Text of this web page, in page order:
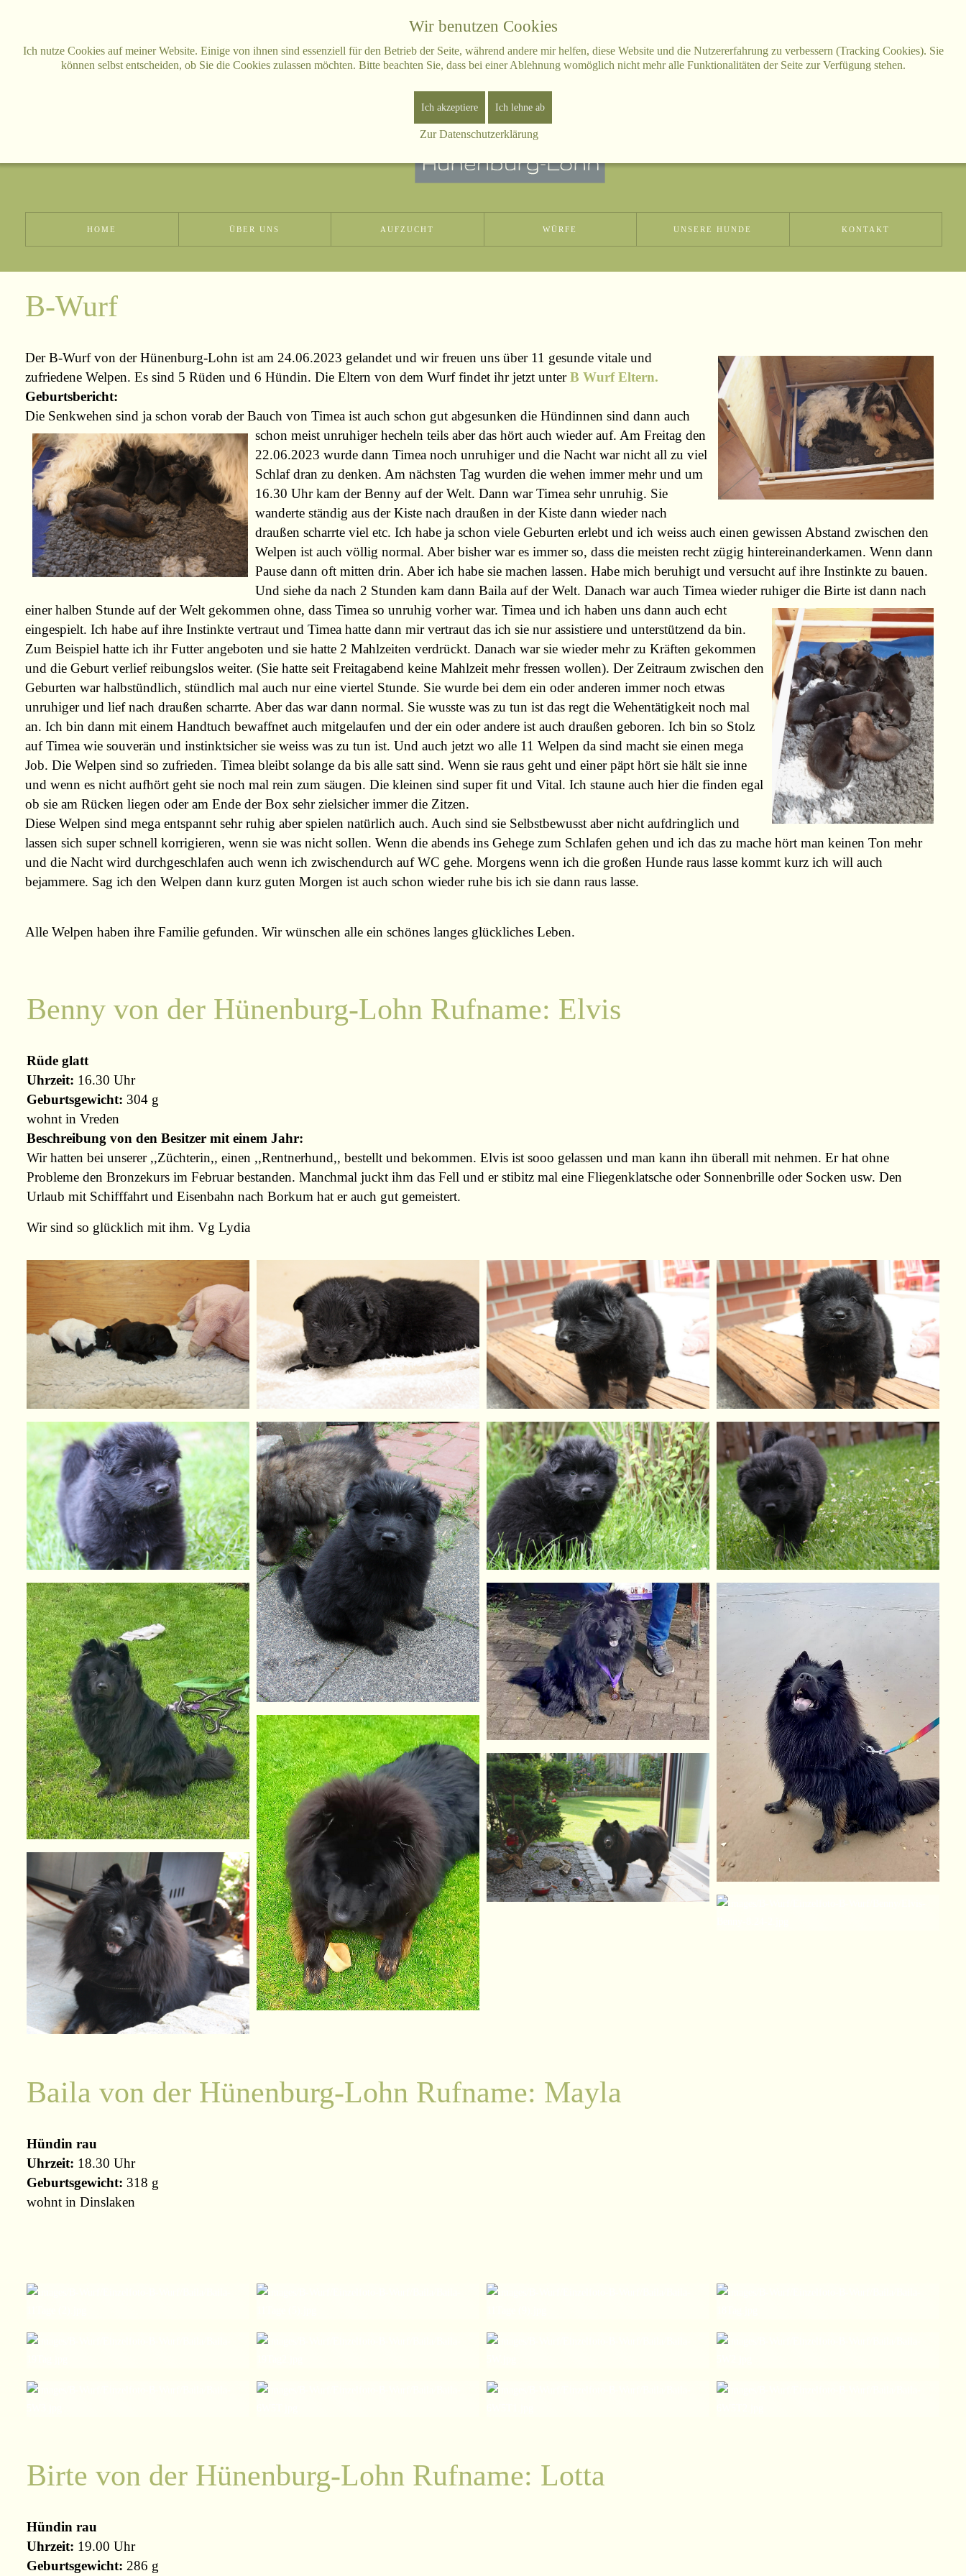
Bei Fragen meldet euch gerne:
HOME ÜBER UNS AUFZUCHT WÜRFE UNSERE HUNDE KONTAKT
B-Wurf
Der B-Wurf von der Hünenburg-Lohn ist am 24.06.2023 gelandet und wir freuen uns über 11 gesunde vitale und
zufriedene Welpen. Es sind 5 Rüden und 6 Hündin. Die Eltern von dem Wurf findet ihr jetzt unterB Wurf Eltern.
Geburtsbericht:
Die Senkwehen sind ja schon vorab der Bauch von Timea ist auch schon gut abgesunken die Hündinnen sind dann auch
schon meist unruhiger hecheln teils aber das hört auch wieder auf. Am Freitag den
22.06.2023 wurde dann Timea noch unruhiger und die Nacht war nicht all zu viel
Schlaf dran zu denken. Am nächsten Tag wurden die wehen immer mehr und um
16.30 Uhr kam der Benny auf der Welt. Dann war Timea sehr unruhig. Sie
wanderte ständig aus der Kiste nach draußen in der Kiste dann wieder nach
draußen scharrte viel etc. Ich habe ja schon viele Geburten erlebt und ich weiss auch einen gewissen Abstand zwischen den
Welpen ist auch völlig normal. Aber bisher war es immer so, dass die meisten recht zügig hintereinanderkamen. Wenn dann
Pause dann oft mitten drin. Aber ich habe sie machen lassen. Habe mich beruhigt und versucht auf ihre Instinkte zu bauen.
Und siehe da nach 2 Stunden kam dann Baila auf der Welt. Danach war auch Timea wieder ruhiger die Birte ist dann nach
einer halben Stunde auf der Welt gekommen ohne, dass Timea so unruhig vorher war. Timea und ich haben uns dann auch echt
eingespielt. Ich habe auf ihre Instinkte vertraut und Timea hatte dann mir vertraut das ich sie nur assistiere und unterstützend da bin.
Zum Beispiel hatte ich ihr Futter angeboten und sie hatte 2 Mahlzeiten verdrückt. Danach war sie wieder mehr zu Kräften gekommen
und die Geburt verlief reibungslos weiter. (Sie hatte seit Freitagabend keine Mahlzeit mehr fressen wollen). Der Zeitraum zwischen den
Geburten war halbstündlich, stündlich mal auch nur eine viertel Stunde. Sie wurde bei dem ein oder anderen immer noch etwas
unruhiger und lief nach draußen scharrte. Aber das war dann normal. Sie wusste was zu tun ist das regt die Wehentätigkeit noch mal
an. Ich bin dann mit einem Handtuch bewaffnet auch mitgelaufen und der ein oder andere ist auch draußen geboren. Ich bin so Stolz
auf Timea wie souverän und instinktsicher sie weiss was zu tun ist. Und auch jetzt wo alle 11 Welpen da sind macht sie einen mega
Job. Die Welpen sind so zufrieden. Timea bleibt solange da bis alle satt sind. Wenn sie raus geht und einer päpt hört sie hält sie inne
und wenn es nicht aufhört geht sie noch mal rein zum säugen. Die kleinen sind super fit und Vital. Ich staune auch hier die finden egal
ob sie am Rücken liegen oder am Ende der Box sehr zielsicher immer die Zitzen.
Diese Welpen sind mega entspannt sehr ruhig aber spielen natürlich auch. Auch sind sie Selbstbewusst aber nicht aufdringlich und
lassen sich super schnell korrigieren, wenn sie was nicht sollen. Wenn die abends ins Gehege zum Schlafen gehen und ich das zu mache hört man keinen Ton mehr
und die Nacht wird durchgeschlafen auch wenn ich zwischendurch auf WC gehe. Morgens wenn ich die großen Hunde raus lasse kommt kurz ich will auch
bejammere. Sag ich den Welpen dann kurz guten Morgen ist auch schon wieder ruhe bis ich sie dann raus lasse.
Alle Welpen haben ihre Familie gefunden. Wir wünschen alle ein schönes langes glückliches Leben.
Benny von der Hünenburg-Lohn Rufname: Elvis
Rüde glatt
Uhrzeit: 16.30 Uhr
Geburtsgewicht: 304 g
wohnt in Vreden
Beschreibung von den Besitzer mit einem Jahr:
Wir hatten bei unserer ,,Züchterin,, einen ,,Rentnerhund,, bestellt und bekommen. Elvis ist sooo gelassen und man kann ihn überall mit nehmen. Er hat ohne
Probleme den Bronzekurs im Februar bestanden. Manchmal juckt ihm das Fell und er stibitz mal eine Fliegenklatsche oder Sonnenbrille oder Socken usw. Den
Urlaub mit Schifffahrt und Eisenbahn nach Borkum hat er auch gut gemeistert.
Wir sind so glücklich mit ihm. Vg Lydia
Baila von der Hünenburg-Lohn Rufname: Mayla
Hündin rau
Uhrzeit: 18.30 Uhr
Geburtsgewicht: 318 g
wohnt in Dinslaken
Birte von der Hünenburg-Lohn Rufname: Lotta
Hündin rau
Uhrzeit: 19.00 Uhr
Geburtsgewicht: 286 g
Wir benutzen Cookies
Ich nutze Cookies auf meiner Website. Einige von ihnen sind essenziell für den Betrieb der Seite, während andere mir helfen, diese Website und die Nutzererfahrung zu verbessern (Tracking Cookies). Sie
können selbst entscheiden, ob Sie die Cookies zulassen möchten. Bitte beachten Sie, dass bei einer Ablehnung womöglich nicht mehr alle Funktionalitäten der Seite zur Verfügung stehen.
Ich akzeptiere Ich lehne ab
Zur Datenschutzerklärung